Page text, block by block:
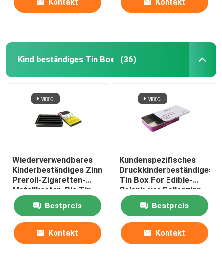
Kind beständiges Tin Box (36)
Wiederverwendbares
Kinderbeständiges Zinn
Preroll-Zigaretten-
Metallkasten-Dia Tin
Box
Bestpreis
Kontakt
Kundenspezifisches
Druckkinderbeständiges
Tin Box For Edible-
Gelenk-vor Rollenzinn
Bestpreis
Kontakt